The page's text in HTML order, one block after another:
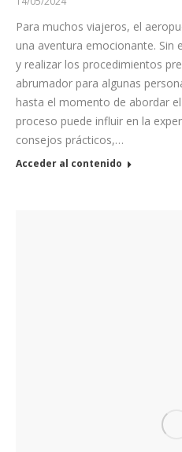
Para muchos viajeros, el
una aventura emocionante. Sin
y realizar los procedimientos
abrumador para algunas
hasta el momento de abordar
proceso puede influir en la
consejos prácticos,…
Acceder al contenido